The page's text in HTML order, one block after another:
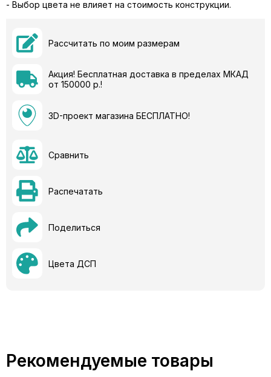
- Выбор цвета не влияет на стоимость конструкции.
Рассчитать по моим размерам
Акция! Бесплатная доставка в пределах МКАД
от 150000 р.!
3D-проект магазина БЕСПЛАТНО!
Сравнить
Распечатать
Поделиться
Цвета ДСП
Рекомендуемые товары